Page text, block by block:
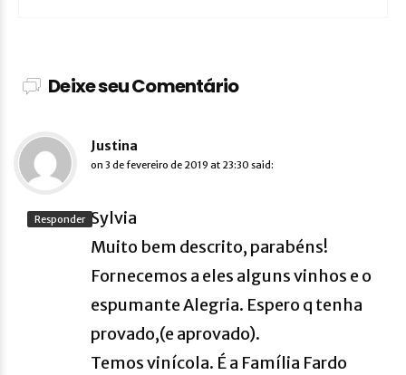
Deixe seu Comentário
Justina
on 3 de fevereiro de 2019 at 23:30 said:
Sylvia
Muito bem descrito, parabéns!
Fornecemos a eles alguns vinhos e o
espumante Alegria. Espero q tenha
provado,(e aprovado).
Temos vinícola. É a Família Fardo
Responder